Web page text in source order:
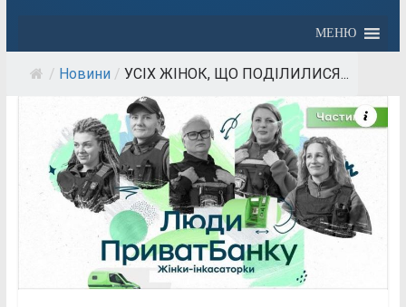
МЕНЮ
/ Новини / УСІХ ЖІНОК, ЩО ПОДІЛИЛИСЯ...